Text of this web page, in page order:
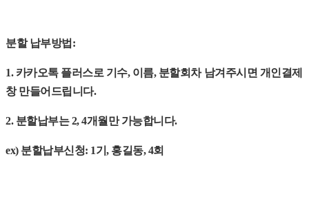
분할 납부방법:
1. 카카오톡 플러스로 기수, 이름, 분할회차 남겨주시면 개인결제
창 만들어드립니다.
2. 분할납부는 2, 4개월만 가능합니다.
ex) 분할납부신청: 1기, 홍길동, 4회